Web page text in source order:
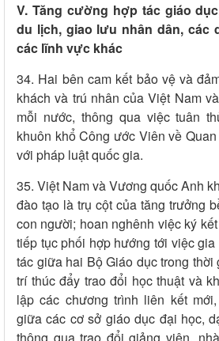
V. Tăng cường hợp tác giáo
du lịch, giao lưu nhân dân, các
các lĩnh vực khác
34. Hai bên cam kết bảo vệ và
khách và trú nhân của Việt Nam
mỗi nước, thông qua việc tuân
khuôn khổ Công ước Viên về
với pháp luật quốc gia.
35. Việt Nam và Vương quốc Anh
đào tạo là trụ cột của tăng trưởng
con người; hoan nghênh việc ký
tiếp tục phối hợp hướng tới việc
tác giữa hai Bộ Giáo dục trong thời
trí thúc đẩy trao đổi học thuật và
lập các chương trình liên kết
giữa các cơ sở giáo dục đại học,